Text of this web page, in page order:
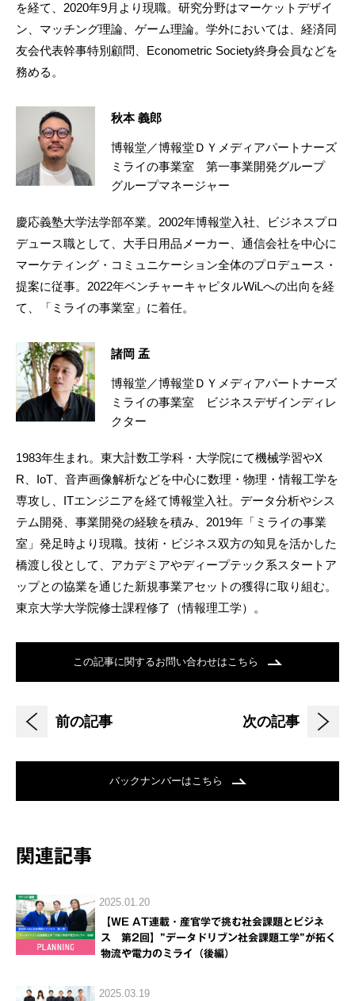
を経て、2020年9月より現職。研究分野はマーケットデザイ
ン、マッチング理論、ゲーム理論。学外においては、経済同
友会代表幹事特別顧問、Econometric Society終身会員などを
務める。
秋本 義郎
博報堂／博報堂ＤＹメディアパートナーズ
ミライの事業室 第一事業開発グループ
グループマネージャー
慶応義塾大学法学部卒業。2002年博報堂入社、ビジネスプロ
デュース職として、大手日用品メーカー、通信会社を中心に
マーケティング・コミュニケーション全体のプロデュース・
提案に従事。2022年ベンチャーキャピタルWiLへの出向を経
て、「ミライの事業室」に着任。
諸岡 孟
博報堂／博報堂ＤＹメディアパートナーズ
ミライの事業室 ビジネスデザインディレ
クター
1983年生まれ。東大計数工学科・大学院にて機械学習やX
R、IoT、音声画像解析などを中心に数理・物理・情報工学を
専攻し、ITエンジニアを経て博報堂入社。データ分析やシス
テム開発、事業開発の経験を積み、2019年「ミライの事業
室」発足時より現職。技術・ビジネス双方の知見を活かした
橋渡し役として、アカデミアやディープテック系スタートア
ップとの協業を通じた新規事業アセットの獲得に取り組む。
東京大学大学院修士課程修了（情報理工学）。
この記事に関するお問い合わせはこちら
前の記事 次の記事
バックナンバーはこちら
関連記事
2025.01.20
【WE AT連載・産官学で挑む社会課題とビジネ
ス 第2回】”データドリブン社会課題工学”が拓く
物流や電力のミライ（後編）
2025.03.19